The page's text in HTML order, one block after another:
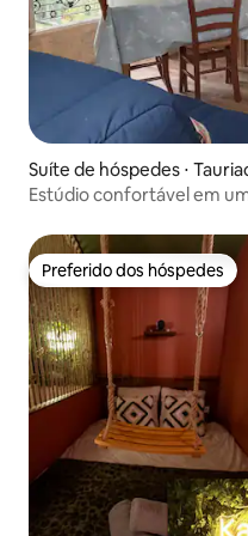
Suíte de hóspedes ⋅
Estúdio confortável em
Preferido dos hóspedes
Preferido dos hóspedes